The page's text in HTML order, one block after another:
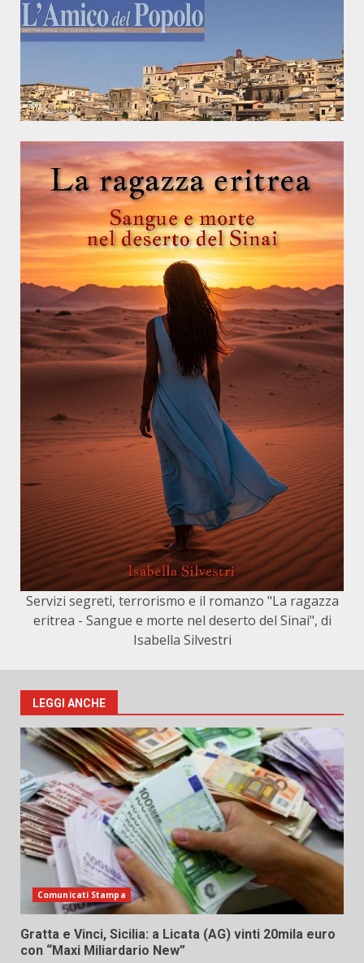
Servizi segreti, terrorismo e il romanzo "La ragazza
eritrea - Sangue e morte nel deserto del Sinai", di
Isabella Silvestri
LEGGI ANCHE
Comunicati Stampa
Gratta e Vinci, Sicilia: a Licata (AG) vinti 20mila euro
con “Maxi Miliardario New”